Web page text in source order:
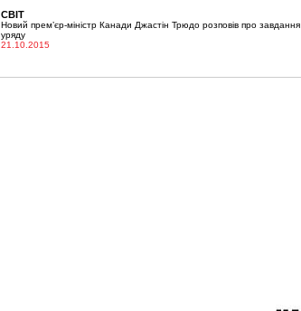
СВІТ
Новий прем’єр-міністр Канади Джастін Трюдо розповів про завдання
уряду
21.10.2015